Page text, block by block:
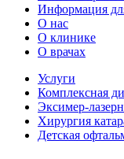
Информация
О нас
О клинике
О врачах
Услуги
Комплексная
Эксимер-
Хирургия
Детская